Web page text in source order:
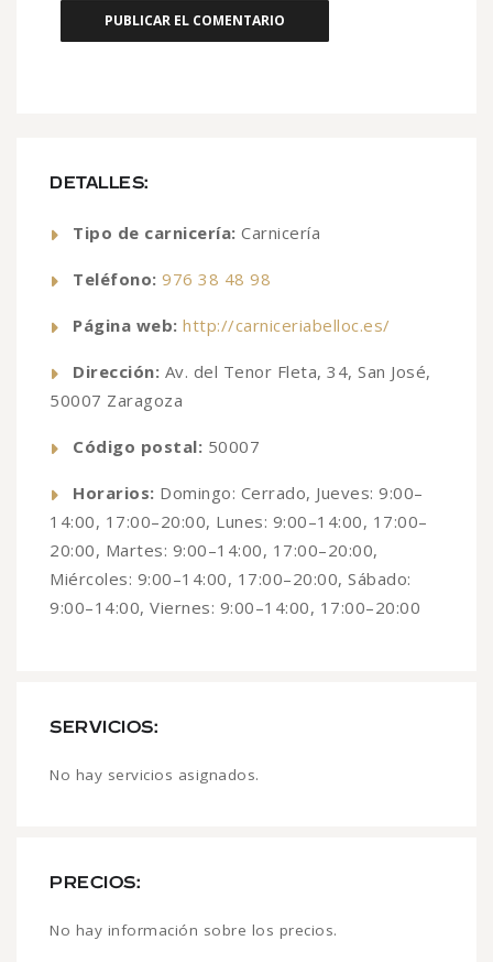
DETALLES:
Tipo de carnicería: Carnicería
Teléfono: 976 38 48 98
Página web: http://carniceriabelloc.es/
Dirección: Av. del Tenor Fleta, 34, San José,
50007 Zaragoza
Código postal: 50007
Horarios: Domingo: Cerrado, Jueves: 9:00–
14:00, 17:00–20:00, Lunes: 9:00–14:00, 17:00–
20:00, Martes: 9:00–14:00, 17:00–20:00,
Miércoles: 9:00–14:00, 17:00–20:00, Sábado:
9:00–14:00, Viernes: 9:00–14:00, 17:00–20:00
SERVICIOS:
No hay servicios asignados.
PRECIOS:
No hay información sobre los precios.